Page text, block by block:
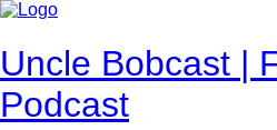
Uncle Bobcast |
Podcast